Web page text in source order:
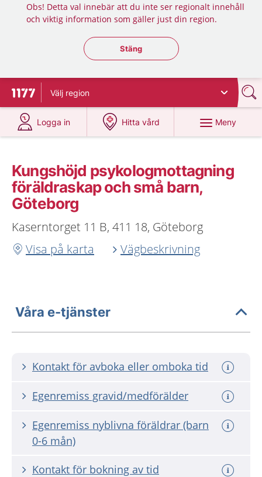
Obs! Detta val innebär att du inte ser regionalt innehåll
och viktig information som gäller just din region.
Stäng regionsväljaren
Stäng
Till startsidan för 1177
Välj region
Logga in
på 1177.se
Hitta vård
på 1177.se
Meny
Kungshöjd psykologmottagning
föräldraskap och små barn,
Göteborg
Kaserntorget 11 B, 411 18, Göteborg
Visa på karta
Vägbeskrivning
Våra e-tjänster
Kontakt för avboka eller omboka tid
Egenremiss gravid/medförälder
Egenremiss nyblivna föräldrar (barn
0-6 mån)
Kontakt för bokning av tid